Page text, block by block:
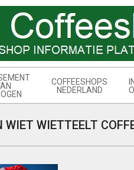
COFFEESHOPS
NEDERLAND
WIET WIETTEELT